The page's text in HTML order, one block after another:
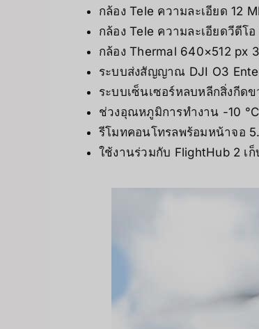
กล้อง Tele ความละเอียด 12
กล้อง Tele ความละเอียดวีดีโ
กล้อง Thermal 640×512 px
ระบบส่งสัญญาณ DJI O3
ระบบเซ็นเซอร์หลบหลีกสิ่งกีด
ช่วงอุณหภูมิการทำงาน -10
รีโมทคอนโทรลพร้อมหน้าจอ
ใช้งานร่วมกับ FlightHub 2 เ